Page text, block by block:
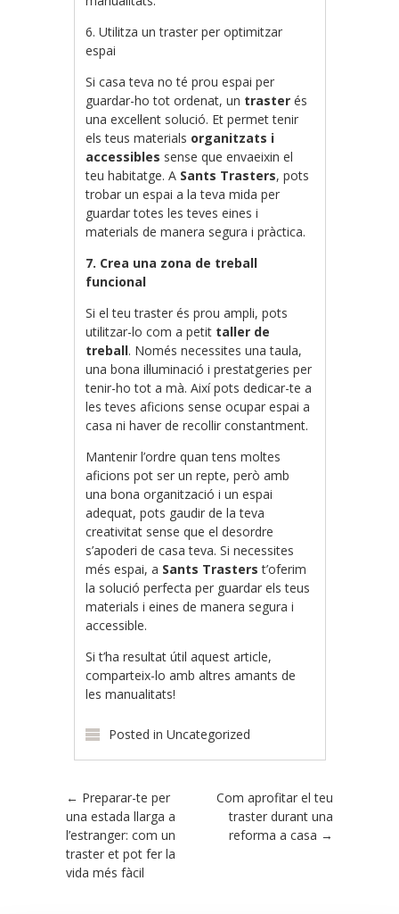
6. Utilitza un traster per optimitzar
espai
Si casa teva no té prou espai per
guardar-ho tot ordenat, un traster és
una excel·lent solució. Et permet tenir
els teus materials organitzats i
accessibles sense que envaeixin el
teu habitatge. A Sants Trasters, pots
trobar un espai a la teva mida per
guardar totes les teves eines i
materials de manera segura i pràctica.
7. Crea una zona de treball
funcional
Si el teu traster és prou ampli, pots
utilitzar-lo com a petit taller de
treball. Només necessites una taula,
una bona il·luminació i prestatgeries per
tenir-ho tot a mà. Així pots dedicar-te a
les teves aficions sense ocupar espai a
casa ni haver de recollir constantment.
Mantenir l’ordre quan tens moltes
aficions pot ser un repte, però amb
una bona organització i un espai
adequat, pots gaudir de la teva
creativitat sense que el desordre
s’apoderi de casa teva. Si necessites
més espai, a Sants Trasters t’oferim
la solució perfecta per guardar els teus
materials i eines de manera segura i
accessible.
Si t’ha resultat útil aquest article,
comparteix-lo amb altres amants de
les manualitats!
Posted inUncategorized
Post navigation
← Preparar-te per
una estada llarga a
l’estranger: com un
traster et pot fer la
vida més fàcil
Com aprofitar el teu
traster durant una
reforma a casa →